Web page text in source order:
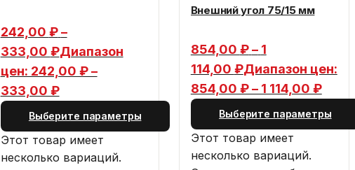
242,00 ₽ –
333,00 ₽Диапазон
цен: 242,00 ₽ –
333,00 ₽
Выберите параметры
Этот товар имеет
несколько вариаций.
Внешний угол 75/15 мм
854,00 ₽ – 1
114,00 ₽Диапазон цен:
854,00 ₽ – 1 114,00 ₽
Выберите параметры
Этот товар имеет
несколько вариаций.